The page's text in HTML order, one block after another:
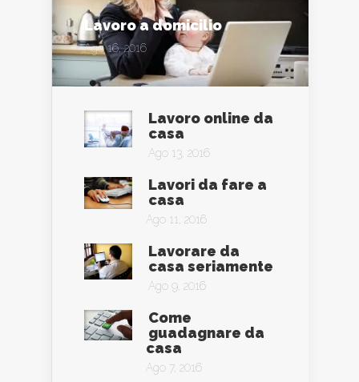
Lavoro a domicilio
Ago 16, 2016
Lavoro online da
casa
Ago 13, 2016
Lavori da fare a
casa
Ago 11, 2016
Lavorare da
casa seriamente
Ago 9, 2016
Come
guadagnare da
casa
Ago 7, 2016